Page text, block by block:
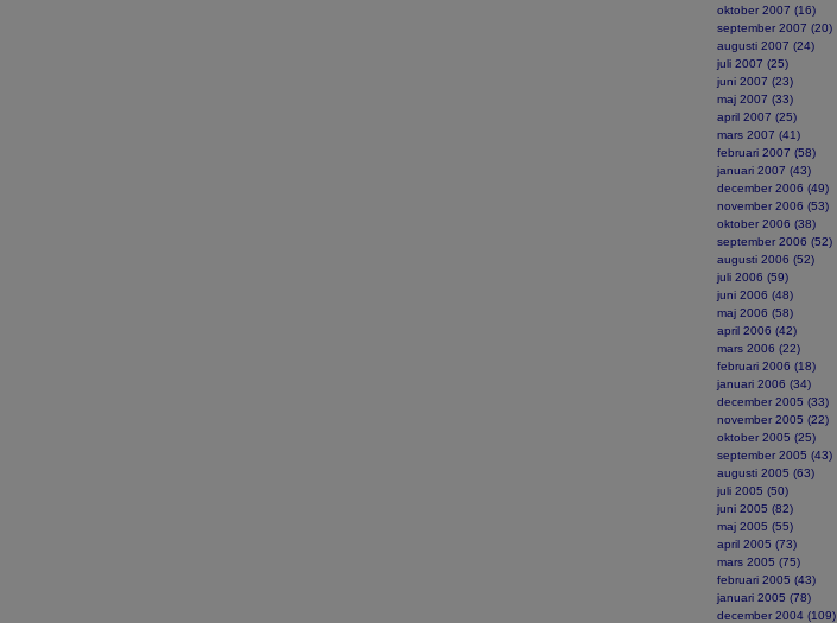
oktober 2007 (16)
september 2007 (20)
augusti 2007 (24)
juli 2007 (25)
juni 2007 (23)
maj 2007 (33)
april 2007 (25)
mars 2007 (41)
februari 2007 (58)
januari 2007 (43)
december 2006 (49)
november 2006 (53)
oktober 2006 (38)
september 2006 (52)
augusti 2006 (52)
juli 2006 (59)
juni 2006 (48)
maj 2006 (58)
april 2006 (42)
mars 2006 (22)
februari 2006 (18)
januari 2006 (34)
december 2005 (33)
november 2005 (22)
oktober 2005 (25)
september 2005 (43)
augusti 2005 (63)
juli 2005 (50)
juni 2005 (82)
maj 2005 (55)
april 2005 (73)
mars 2005 (75)
februari 2005 (43)
januari 2005 (78)
december 2004 (109)